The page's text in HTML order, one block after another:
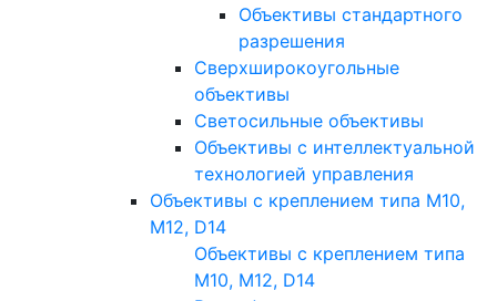
Объективы стандартного
разрешения
Сверхширокоугольные
объективы
Светосильные объективы
Объективы с интеллектуальной
технологией управления
Объективы с креплением типа M10,
M12, D14
Объективы с креплением типа
M10, M12, D14